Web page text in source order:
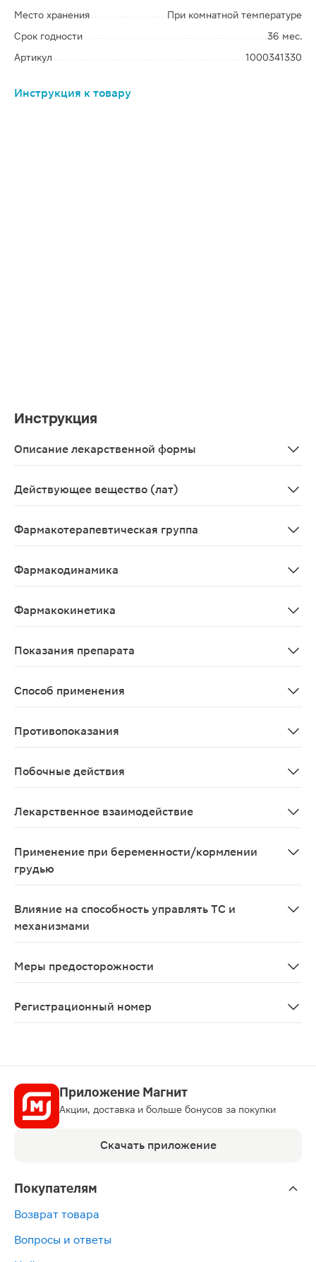
Место хранения
При комнатной температуре
Срок годности
36 мес.
Артикул
1000341330
Инструкция к товару
Инструкция
Описание лекарственной формы
Действующее вещество (лат)
Фармакотерапевтическая группа
Фармакодинамика
Фармакокинетика
Показания препарата
Способ применения
Противопоказания
Побочные действия
Лекарственное взаимодействие
Применение при беременности/кормлении
грудью
Влияние на способность управлять ТС и
механизмами
Меры предосторожности
Регистрационный номер
Приложение Магнит
Акции, доставка и больше бонусов за покупки
Скачать приложение
Покупателям
Возврат товара
Вопросы и ответы